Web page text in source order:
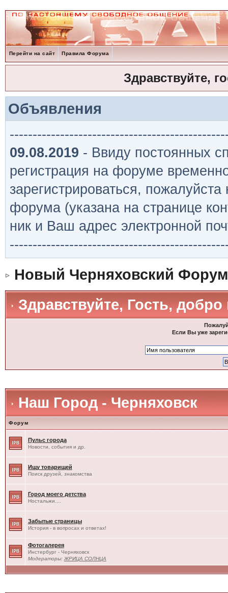
Перейти на сайт Правила Форума
Здравствуйте,
Объявления
09.08.2019 - Ввиду постоянных
регистрация на форуме
зарегистрироваться,
форума (указана на странице
ник и Ваш адрес электронной
Новый Черняховский Форум
Здравствуйте, Гость,
Если Вы уже
Наш Город - Черняховск
Форум
Пульс города
Новости, события и др.
Ищу товарищей
Поиск друзей, знакомства
Город моего детства
Ностальжи....
Забытые страницы
История - в вопросах и ответах!
Фотогалерея
Инстербург - Черняховск
Модераторы: ЖРИЦА СОЛНЦА